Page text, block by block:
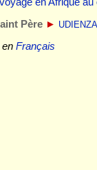
Père ►
en Français